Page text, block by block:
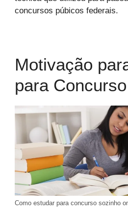
concursos púbicos federais.
Motivação
para
Como estudar para concurso sozinho